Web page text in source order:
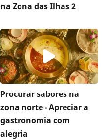
na Zona das Ilhas 2
Procurar sabores na
zona norte ‧ Apreciar a
gastronomia com
alegria